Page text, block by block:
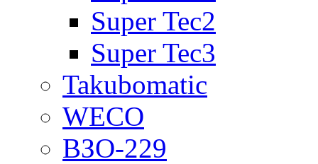
Super Tec2
Super Tec3
Takubomatic
WECO
ВЗО-229